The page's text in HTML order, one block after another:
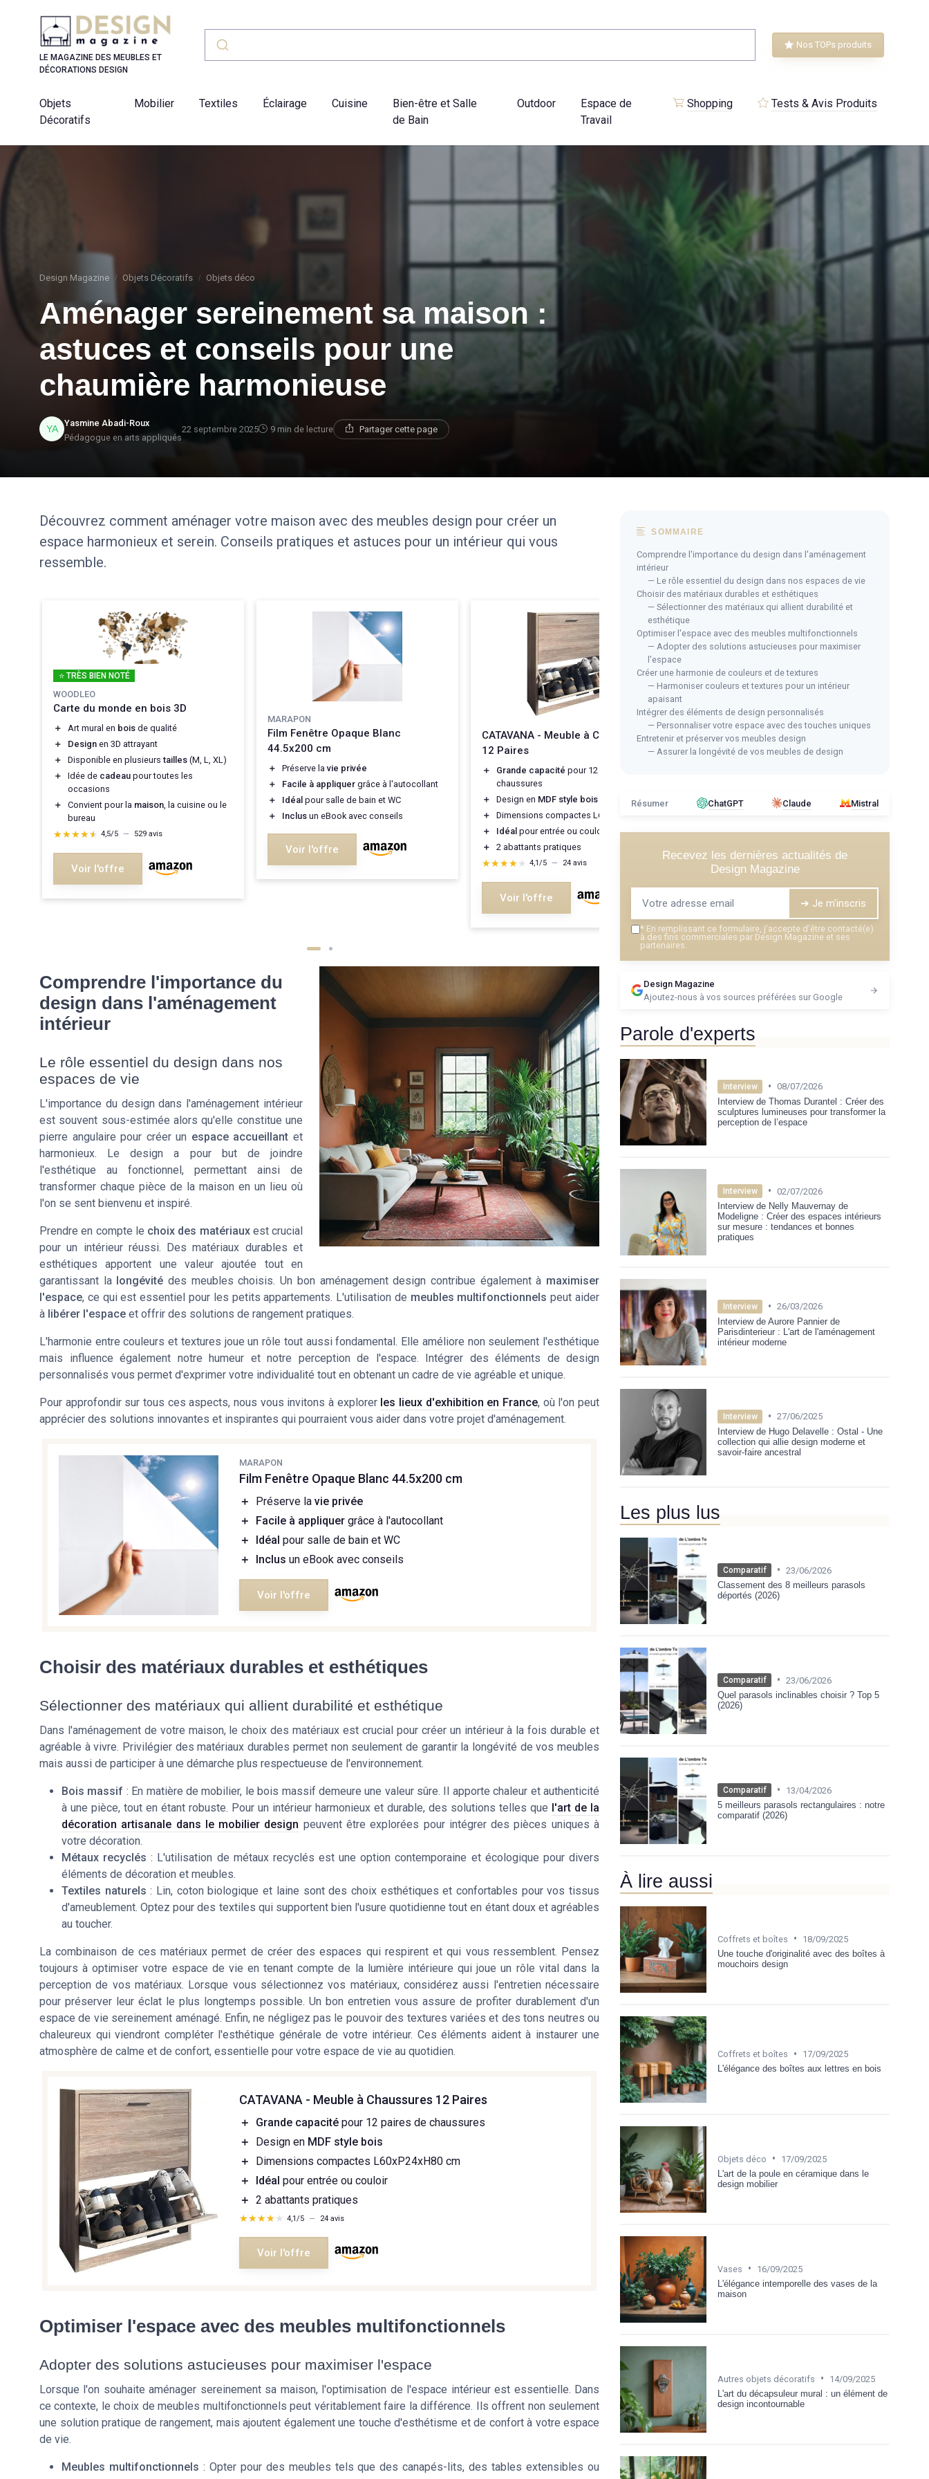
LE MAGAZINE DES MEUBLES ET
DÉCORATIONS DESIGN
Nos TOPs produits
Objets
Décoratifs
Mobilier Textiles Éclairage Cuisine
Bien-être et Salle
de Bain
Outdoor
Espace de
Travail
Shopping Tests & Avis Produits
Design Magazine Objets Décoratifs Objets déco
Aménager sereinement sa maison :
astuces et conseils pour une
chaumière harmonieuse
Yasmine Abadi-Roux
Pédagogue en arts appliqués
22 septembre 2025 9 min de lecture Partager cette page
Découvrez comment aménager votre maison avec des meubles design pour créer un
espace harmonieux et serein. Conseils pratiques et astuces pour un intérieur qui vous
ressemble.
⭐ TRÈS BIEN NOTÉ
WOODLEO
Carte du monde en bois 3D
＋ Art mural en bois de qualité
＋
Design en 3D attrayant
＋
Disponible en plusieurs tailles (M, L, XL)
＋
Idée de cadeau pour toutes les
occasions
＋
Convient pour la maison , la cuisine ou le
bureau
★★★★★
★★★★★ 4,5/5 — 529 avis
Voir l'offre
MARAPON
Film Fenêtre Opaque Blanc
44.5x200 cm
＋ Préserve lavie privée
＋
Facile à appliquer grâce à l'autocollant
＋
Idéal pour salle de bain et WC
＋
Inclus un eBook avec conseils
Voir l'offre
CATAVANA - Meuble à Chaussures
12 Paires
＋ Grande capacité pour 12 paires de
chaussures
＋
Design en MDF style bois
＋
Dimensions compactes L60xP24xH80 cm
＋
Idéal pour entrée ou couloir
＋
2 abattants pratiques
★★★★★
★★★★★ 4,1/5 — 24 avis
Voir l'offre
Meuble Tourne-Disques Vintage en
Bois avec Rangement
＋ Designvintageetmid-century
＋ Fabriqué en
bois de ferme
★★★★★
★★★★★ 4,5/5 — 2 avis
Voir l'offre
Comprendre l'importance du
design dans l'aménagement
intérieur
Le rôle essentiel du design dans nos
espaces de vie
L'importance du design dans l'aménagement intérieur
est souvent sous-estimée alors qu'elle constitue une
pierre angulaire pour créer un espace accueillant et
harmonieux. Le design a pour but de joindre
l'esthétique au fonctionnel, permettant ainsi de
transformer chaque pièce de la maison en un lieu où
l'on se sent bienvenu et inspiré.
Prendre en compte le choix des matériauxest crucial
pour un intérieur réussi. Des matériaux durables et
esthétiques apportent une valeur ajoutée tout en
garantissant la longévité des meubles choisis. Un bon aménagement design contribue également à maximiser
l'espace, ce qui est essentiel pour les petits appartements. L'utilisation de meubles multifonctionnels peut aider
à libérer l'espace et offrir des solutions de rangement pratiques.
L'harmonie entre couleurs et textures joue un rôle tout aussi fondamental. Elle améliore non seulement l'esthétique
mais influence également notre humeur et notre perception de l'espace. Intégrer des éléments de design
personnalisés vous permet d'exprimer votre individualité tout en obtenant un cadre de vie agréable et unique.
Pour approfondir sur tous ces aspects, nous vous invitons à explorer les lieux d'exhibition en France, où l'on peut
apprécier des solutions innovantes et inspirantes qui pourraient vous aider dans votre projet d'aménagement.
MARAPON
Film Fenêtre Opaque Blanc 44.5x200 cm
＋ Préserve lavie privée
＋
Facile à appliquer grâce à l'autocollant
＋
Idéal pour salle de bain et WC
＋
Inclus un eBook avec conseils
Voir l'offre
Choisir des matériaux durables et esthétiques
Sélectionner des matériaux qui allient durabilité et esthétique
Dans l'aménagement de votre maison, le choix des matériaux est crucial pour créer un intérieur à la fois durable et
agréable à vivre. Privilégier des matériaux durables permet non seulement de garantir la longévité de vos meubles
mais aussi de participer à une démarche plus respectueuse de l'environnement.
Bois massif : En matière de mobilier, le bois massif demeure une valeur sûre. Il apporte chaleur et authenticité
à une pièce, tout en étant robuste. Pour un intérieur harmonieux et durable, des solutions telles que l'art de la
décoration artisanale dans le mobilier design peuvent être explorées pour intégrer des pièces uniques à
votre décoration.
Métaux recyclés : L'utilisation de métaux recyclés est une option contemporaine et écologique pour divers
éléments de décoration et meubles.
Textiles naturels : Lin, coton biologique et laine sont des choix esthétiques et confortables pour vos tissus
d'ameublement. Optez pour des textiles qui supportent bien l'usure quotidienne tout en étant doux et agréables
au toucher.
La combinaison de ces matériaux permet de créer des espaces qui respirent et qui vous ressemblent. Pensez
toujours à optimiser votre espace de vie en tenant compte de la lumière intérieure qui joue un rôle vital dans la
perception de vos matériaux. Lorsque vous sélectionnez vos matériaux, considérez aussi l'entretien nécessaire
pour préserver leur éclat le plus longtemps possible. Un bon entretien vous assure de profiter durablement d'un
espace de vie sereinement aménagé. Enfin, ne négligez pas le pouvoir des textures variées et des tons neutres ou
chaleureux qui viendront compléter l'esthétique générale de votre intérieur. Ces éléments aident à instaurer une
atmosphère de calme et de confort, essentielle pour votre espace de vie au quotidien.
CATAVANA - Meuble à Chaussures 12 Paires
＋ Grande capacité pour 12 paires de chaussures
＋
Design en MDF style bois
＋
Dimensions compactes L60xP24xH80 cm
＋
Idéal pour entrée ou couloir
＋ 2 abattants pratiques
★★★★★
★★★★★ 4,1/5 — 24 avis
Voir l'offre
Optimiser l'espace avec des meubles multifonctionnels
Adopter des solutions astucieuses pour maximiser l'espace
Lorsque l'on souhaite aménager sereinement sa maison, l'optimisation de l'espace intérieur est essentielle. Dans
ce contexte, le choix de meubles multifonctionnels peut véritablement faire la différence. Ils offrent non seulement
une solution pratique de rangement, mais ajoutent également une touche d'esthétisme et de confort à votre espace
de vie.
Meubles multifonctionnels : Opter pour des meubles tels que des canapés-lits, des tables extensibles ou
SOMMAIRE
Comprendre l'importance du design dans l'aménagement
intérieur
— Le rôle essentiel du design dans nos espaces de vie
Choisir des matériaux durables et esthétiques
— Sélectionner des matériaux qui allient durabilité et
esthétique
Optimiser l'espace avec des meubles multifonctionnels
— Adopter des solutions astucieuses pour maximiser
l'espace
Créer une harmonie de couleurs et de textures
— Harmoniser couleurs et textures pour un intérieur
apaisant
Intégrer des éléments de design personnalisés
— Personnaliser votre espace avec des touches uniques
Entretenir et préserver vos meubles design
— Assurer la longévité de vos meubles de design
Résumer ChatGPT Claude Mistral
Recevez les dernières actualités de
Design Magazine
➔ Je m'inscris
* En remplissant ce formulaire, j’accepte d’être contacté(e)
à des fins commerciales par Design Magazine et ses
partenaires.
Design Magazine
Ajoutez-nous à vos sources préférées sur Google
Parole d'experts
Interview • 08/07/2026
Interview de Thomas Durantel : Créer des
sculptures lumineuses pour transformer la
perception de l’espace
Interview • 02/07/2026
Interview de Nelly Mauvernay de
Modeligne : Créer des espaces intérieurs
sur mesure : tendances et bonnes
pratiques
Interview • 26/03/2026
Interview de Aurore Pannier de
Parisdinterieur : L'art de l'aménagement
intérieur moderne
Interview • 27/06/2025
Interview de Hugo Delavelle : Ostal - Une
collection qui allie design moderne et
savoir-faire ancestral
Les plus lus
Comparatif • 23/06/2026
Classement des 8 meilleurs parasols
déportés (2026)
Comparatif • 23/06/2026
Quel parasols inclinables choisir ? Top 5
(2026)
Comparatif •
13/04/2026
5 meilleurs parasols rectangulaires : notre
comparatif (2026)
À lire aussi
Coffrets et boîtes •
18/09/2025
Une touche d'originalité avec des boîtes à
mouchoirs design
Coffrets et boîtes •
17/09/2025
L'élégance des boîtes aux lettres en bois
Objets déco •
17/09/2025
L'art de la poule en céramique dans le
design mobilier
Vases •
16/09/2025
L'élégance intemporelle des vases de la
maison
Autres objets décoratifs •
14/09/2025
L'art du décapsuleur mural : un élément de
design incontournable